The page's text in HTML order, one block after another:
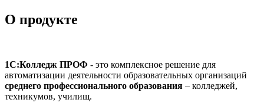
О продукте
1С:Колледж ПРОФ - это комплексное решение для
автоматизации деятельности образовательных организаций
среднего профессионального образования – колледжей,
техникумов, училищ.